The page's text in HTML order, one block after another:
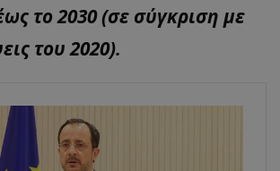
το 2030 (σε σύγκριση με
του 2020).